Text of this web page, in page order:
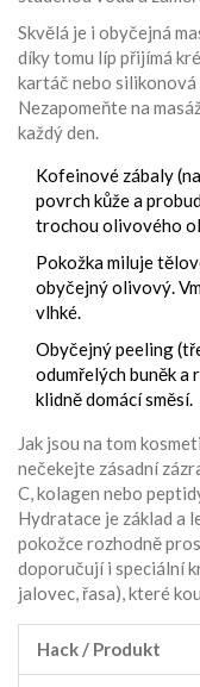
Skvělá je i obyčejná
díky tomu líp přijímá
kartáč nebo
Nezapomeňte na
každý den.
Kofeinové zábaly
povrch kůže a
trochou olivového
Pokožka miluje
obyčejný olivový.
vlhké.
Obyčejný peeling
odumřelých buněk a
klidně domácí směsí.
Jak jsou na tom
nečekejte zásadní
C, kolagen nebo
Hydratace je základ a
pokožce rozhodně
doporučují i speciální
jalovec, řasa), které
Hack / Produkt